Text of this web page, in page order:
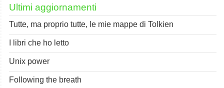
Ultimi aggiornamenti
Tutte, ma proprio tutte, le mie mappe di Tolkien
I libri che ho letto
Unix power
Following the breath